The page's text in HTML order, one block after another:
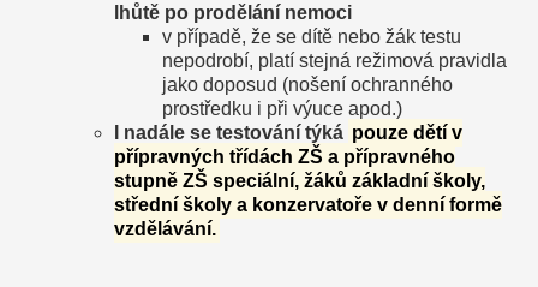
lhůtě po prodělání nemoci
v případě, že se dítě nebo žák testu
nepodrobí, platí stejná režimová pravidla
jako doposud (nošení ochranného
prostředku i při výuce apod.)
I nadále se testování týká pouze dětí v
přípravných třídách ZŠ a přípravného
stupně ZŠ speciální, žáků základní školy,
střední školy a konzervatoře v denní formě
vzdělávání.